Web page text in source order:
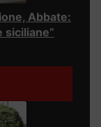
Abbate:
siciliane”